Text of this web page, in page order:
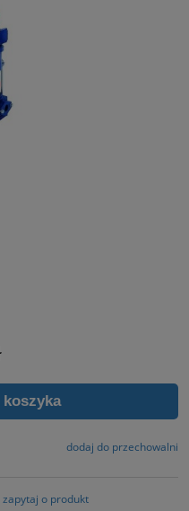
koszyka
dodaj do przechowalni
zapytaj o produkt